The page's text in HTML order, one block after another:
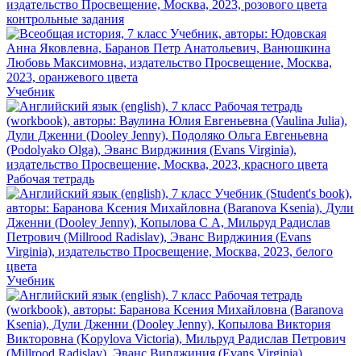
контрольные задания
Учебник
Рабочая тетрадь
Учебник